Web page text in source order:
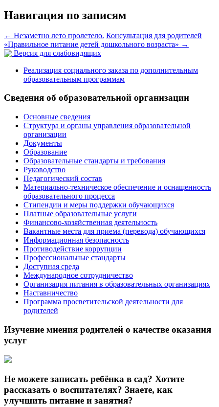
Навигация по записям
← Незаметно лето пролетело. Консультация для родителей
«Правильное питание детей дошкольного возраста» →
Версия для слабовидящих
Реализация социального заказа по дополнительным
образовательным программам
Сведения об образовательной организации
Основные сведения
Структура и органы управления образовательной
организации
Документы
Образование
Образовательные стандарты и требования
Руководство
Педагогический состав
Материально-техническое обеспечение и оснащенность
образовательного процесса
Стипендии и меры поддержки обучающихся
Платные образовательные услуги
Финансово-хозяйственная деятельность
Вакантные места для приема (перевода) обучающихся
Информационная безопасность
Противодействие коррупции
Профессиональные стандарты
Доступная среда
Международное сотрудничество
Организация питания в образовательных организациях
Наставничество
Программа просветительской деятельности для
родителей
Изучение мнения родителей о качестве оказания
услуг
Не можете записать ребёнка в сад? Хотите
рассказать о воспитателях? Знаете, как
улучшить питание и занятия?